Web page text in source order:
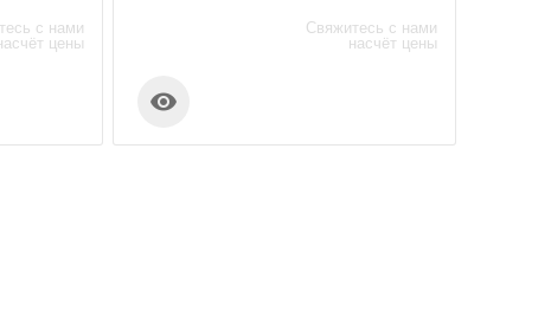
с нами
цены
Свяжитесь с нами
насчёт цены
